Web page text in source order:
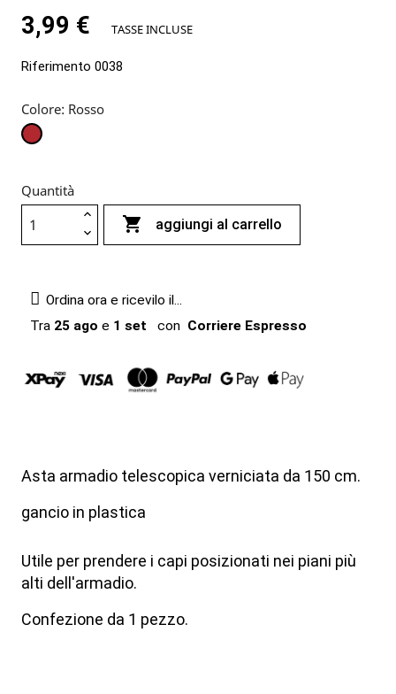
3,99 € TASSE INCLUSE
Riferimento 0038
Colore: Rosso
Rosso
Quantità
 aggiungi al carrello
Ordina ora e ricevilo il...
Tra 25 ago e 1 set con Corriere Espresso
Asta armadio telescopica verniciata da 150 cm.
gancio in plastica
Utile per prendere i capi posizionati nei piani più
alti dell'armadio.
Confezione da 1 pezzo.